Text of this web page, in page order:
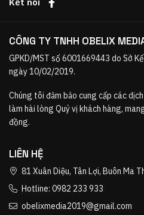
CÔNG TY TNHH OBELIX
GPKD/MST số 6001669443 do Sở
ngày 10/02/2019.
Chúng tôi đảm bảo cung cấp các
làm hài lòng Quý vị khách hàng,
đồng.
LIÊN HỆ
81 Xuân Diệu, Tân Lợi, Buôn Ma
Hotline: 0982 233 933
obelixmedia2019@gmail.com